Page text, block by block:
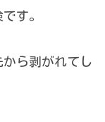
す。
ら剥がれてし